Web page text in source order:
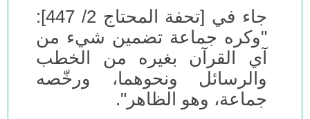
جاء في [تحفة المحتاج 2/ 447]:
"وكره جماعة تضمين شيء من
آي القرآن بغيره من الخطب
والرسائل ونحوهما، ورخّصه
جماعة، وهو الظاهر".